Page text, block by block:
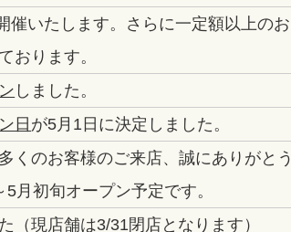
催いたします。さらに一定額以上のお
おります。
しました。
日が5月1日に決定しました。
くのお客様のご来店、誠にありがとう
月初旬オープン予定です。
（現店舗は3/31閉店となります）